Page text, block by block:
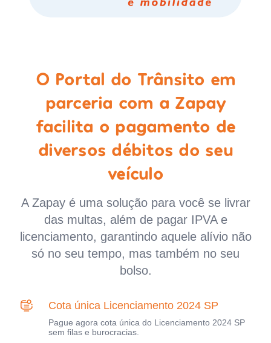
O Portal do Trânsito em
parceria com a Zapay
facilita o pagamento de
diversos débitos do seu
veículo
A Zapay é uma solução para você se livrar
das multas, além de pagar IPVA e
licenciamento, garantindo aquele alívio não
só no seu tempo, mas também no seu
bolso.
Cota única Licenciamento 2024 SP
Pague agora cota única do Licenciamento 2024 SP
sem filas e burocracias.